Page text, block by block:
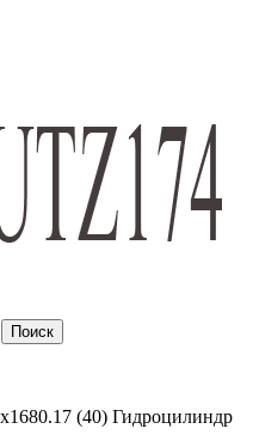
Поиск
(40) Гидроцилиндр